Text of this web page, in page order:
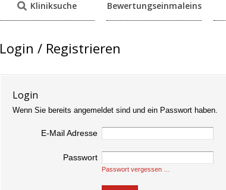
Kliniksuche Bewertungseinmaleins
Login / Registrieren
Login
Wenn Sie bereits angemeldet sind und ein Passwort haben.
E-Mail Adresse
Passwort
Passwort vergessen …